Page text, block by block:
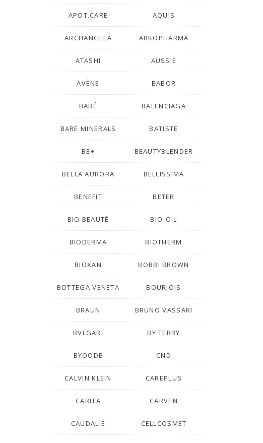
APOT.CARE AQUIS
ARCHANGELA ARKOPHARMA
ATASHI AUSSIE
AVÈNE BABOR
BABÉ BALENCIAGA
BARE MINERALS BATISTE
BE+ BEAUTYBLENDER
BELLA AURORA BELLISSIMA
BENEFIT BETER
BIO BEAUTÉ BIO-OIL
BIODERMA BIOTHERM
BIOXAN BOBBI BROWN
BOTTEGA VENETA BOURJOIS
BRAUN BRUNO VASSARI
BVLGARI BY TERRY
BYOODE CND
CALVIN KLEIN CAREPLUS
CARITA CARVEN
CAUDALÍE CELLCOSMET